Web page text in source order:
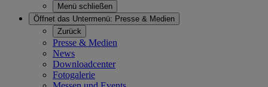
Menü schließen
Öffnet das Untermenü: Presse & Medien
Zurück
Presse & Medien
News
Downloadcenter
Fotogalerie